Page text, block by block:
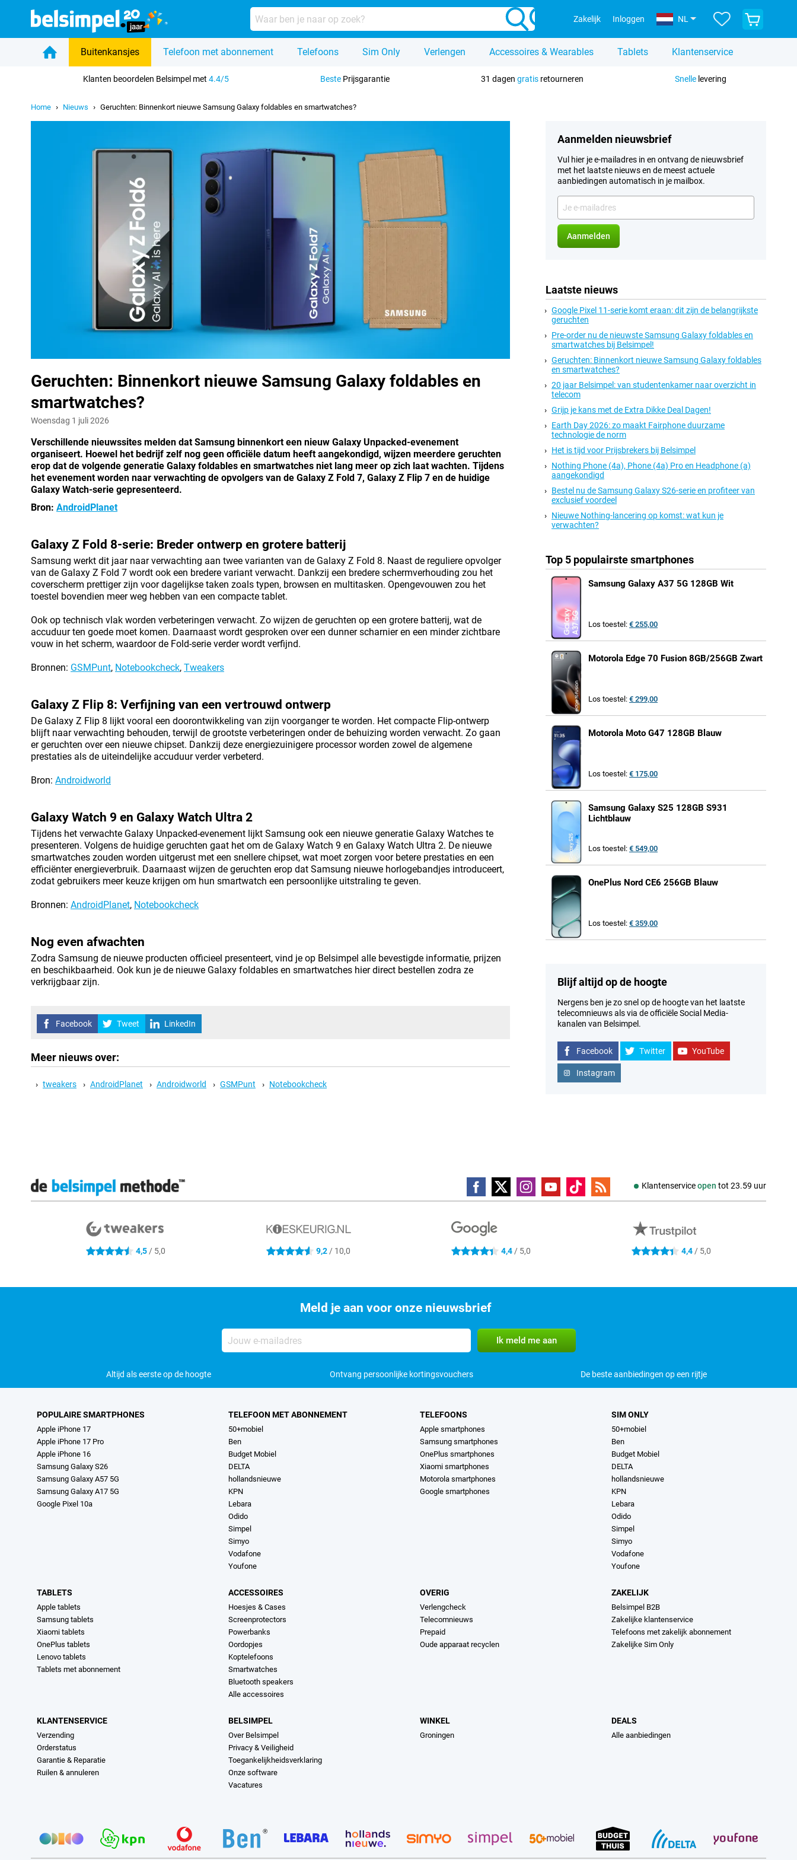
Zakelijk Inloggen NL
Bekijk
je
winkelwagen
Home
Buitenkansjes Telefoon met abonnement Telefoons Sim Only Verlengen Accessoires & Wearables Tablets Klantenservice
Klanten beoordelen Belsimpel met 4.4/5 BestePrijsgarantie 31 dagengratis retourneren Snelle levering
Home Nieuws Geruchten: Binnenkort nieuwe Samsung Galaxy foldables en smartwatches?
Geruchten: Binnenkort nieuwe Samsung Galaxy foldables en
smartwatches?
Woensdag 1 juli 2026
Verschillende nieuwssites melden dat Samsung binnenkort een nieuw Galaxy Unpacked-evenement
organiseert. Hoewel het bedrijf zelf nog geen officiële datum heeft aangekondigd, wijzen meerdere geruchten
erop dat de volgende generatie Galaxy foldables en smartwatches niet lang meer op zich laat wachten. Tijdens
het evenement worden naar verwachting de opvolgers van de Galaxy Z Fold 7, Galaxy Z Flip 7 en de huidige
Galaxy Watch-serie gepresenteerd.
Bron: AndroidPlanet
Galaxy Z Fold 8-serie: Breder ontwerp en grotere batterij
Samsung werkt dit jaar naar verwachting aan twee varianten van de Galaxy Z Fold 8. Naast de reguliere opvolger
van de Galaxy Z Fold 7 wordt ook een bredere variant verwacht. Dankzij een bredere schermverhouding zou het
coverscherm prettiger zijn voor dagelijkse taken zoals typen, browsen en multitasken. Opengevouwen zou het
toestel bovendien meer weg hebben van een compacte tablet.
Ook op technisch vlak worden verbeteringen verwacht. Zo wijzen de geruchten op een grotere batterij, wat de
accuduur ten goede moet komen. Daarnaast wordt gesproken over een dunner scharnier en een minder zichtbare
vouw in het scherm, waardoor de Fold-serie verder wordt verfijnd.
Bronnen: GSMPunt, Notebookcheck, Tweakers
Galaxy Z Flip 8: Verfijning van een vertrouwd ontwerp
De Galaxy Z Flip 8 lijkt vooral een doorontwikkeling van zijn voorganger te worden. Het compacte Flip-ontwerp
blijft naar verwachting behouden, terwijl de grootste verbeteringen onder de behuizing worden verwacht. Zo gaan
er geruchten over een nieuwe chipset. Dankzij deze energiezuinigere processor worden zowel de algemene
prestaties als de uiteindelijke accuduur verder verbeterd.
Bron: Androidworld
Galaxy Watch 9 en Galaxy Watch Ultra 2
Tijdens het verwachte Galaxy Unpacked-evenement lijkt Samsung ook een nieuwe generatie Galaxy Watches te
presenteren. Volgens de huidige geruchten gaat het om de Galaxy Watch 9 en Galaxy Watch Ultra 2. De nieuwe
smartwatches zouden worden uitgerust met een snellere chipset, wat moet zorgen voor betere prestaties en een
efficiënter energieverbruik. Daarnaast wijzen de geruchten erop dat Samsung nieuwe horlogebandjes introduceert,
zodat gebruikers meer keuze krijgen om hun smartwatch een persoonlijke uitstraling te geven.
Bronnen: AndroidPlanet, Notebookcheck
Nog even afwachten
Zodra Samsung de nieuwe producten officieel presenteert, vind je op Belsimpel alle bevestigde informatie, prijzen
en beschikbaarheid. Ook kun je de nieuwe Galaxy foldables en smartwatches hier direct bestellen zodra ze
verkrijgbaar zijn.
Facebook Tweet LinkedIn
Meer nieuws over:
tweakers AndroidPlanet Androidworld GSMPunt Notebookcheck
Aanmelden nieuwsbrief
Vul hier je e-mailadres in en ontvang de nieuwsbrief
met het laatste nieuws en de meest actuele
aanbiedingen automatisch in je mailbox.
mailadres
Laatste nieuws
Google Pixel 11-serie komt eraan: dit zijn de belangrijkste
geruchten
Pre-order nu de nieuwste Samsung Galaxy foldables en
smartwatches bij Belsimpel!
Geruchten: Binnenkort nieuwe Samsung Galaxy foldables
en smartwatches?
20 jaar Belsimpel: van studentenkamer naar overzicht in
telecom
Grijp je kans met de Extra Dikke Deal Dagen!
Earth Day 2026: zo maakt Fairphone duurzame
technologie de norm
Het is tijd voor Prijsbrekers bij Belsimpel
Nothing Phone (4a), Phone (4a) Pro en Headphone (a)
aangekondigd
Bestel nu de Samsung Galaxy S26-serie en profiteer van
exclusief voordeel
Nieuwe Nothing-lancering op komst: wat kun je
verwachten?
Top 5 populairste smartphones
Samsung Galaxy A37 5G 128GB Wit
Los toestel: € 255,00
Motorola Edge 70 Fusion 8GB/256GB Zwart
Los toestel: € 299,00
Motorola Moto G47 128GB Blauw
Los toestel: € 175,00
Samsung Galaxy S25 128GB S931
Lichtblauw
Los toestel: € 549,00
OnePlus Nord CE6 256GB Blauw
Los toestel: € 359,00
Blijf altijd op de hoogte
Nergens ben je zo snel op de hoogte van het laatste
telecomnieuws als via de officiële Social Media-
kanalen van Belsimpel.
Facebook Twitter YouTube
Instagram
Klantenserviceopen tot 23.59 uur
4.5 sterren 4,5/ 5,0 4.6 sterren 9,2/ 10,0 4.4 sterren 4,4 / 5,0 4.4 sterren 4,4 / 5,0
Meld je aan voor onze nieuwsbrief
Jouw
mailadres
Altijd als eerste op de hoogte Ontvang persoonlijke kortingsvouchers De beste aanbiedingen op een rijtje
POPULAIRE SMARTPHONES
Apple iPhone 17
Apple iPhone 17 Pro
Apple iPhone 16
Samsung Galaxy S26
Samsung Galaxy A57 5G
Samsung Galaxy A17 5G
Google Pixel 10a
TELEFOON MET ABONNEMENT
50+mobiel
Ben
Budget Mobiel
DELTA
hollandsnieuwe
KPN
Lebara
Odido
Simpel
Simyo
Vodafone
Youfone
TELEFOONS
Apple smartphones
Samsung smartphones
OnePlus smartphones
Xiaomi smartphones
Motorola smartphones
Google smartphones
SIM ONLY
50+mobiel
Ben
Budget Mobiel
DELTA
hollandsnieuwe
KPN
Lebara
Odido
Simpel
Simyo
Vodafone
Youfone
TABLETS
Apple tablets
Samsung tablets
Xiaomi tablets
OnePlus tablets
Lenovo tablets
Tablets met abonnement
ACCESSOIRES
Hoesjes & Cases
Screenprotectors
Powerbanks
Oordopjes
Koptelefoons
Smartwatches
Bluetooth speakers
Alle accessoires
OVERIG
Verlengcheck
Telecomnieuws
Prepaid
Oude apparaat recyclen
ZAKELIJK
Belsimpel B2B
Zakelijke klantenservice
Telefoons met zakelijk abonnement
Zakelijke Sim Only
KLANTENSERVICE
Verzending
Orderstatus
Garantie & Reparatie
Ruilen & annuleren
BELSIMPEL
Over Belsimpel
Privacy & Veiligheid
Toegankelijkheidsverklaring
Onze software
Vacatures
WINKEL
Groningen
DEALS
Alle aanbiedingen